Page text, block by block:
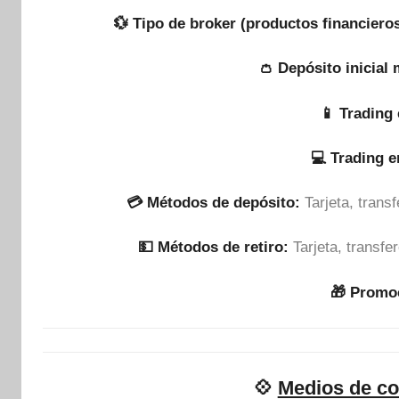
💱 Tipo de broker (productos
👛 Depósito inicial
📱
💻 Trading
💳 Métodos de depósito: Tarjeta,
💵​ Métodos de retiro: Tarjeta,
🎁
💠 Medios de